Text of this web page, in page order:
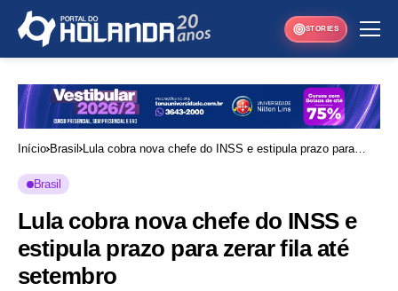
STORIES
Início Brasil
Lula cobra nova chefe do INSS e estipula prazo para
Brasil
Lula cobra nova chefe do INSS e
estipula prazo para zerar fila até
setembro